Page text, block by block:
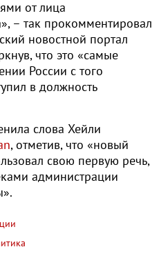
от лица
– так прокомментировал
новостной портал
что это «самые
России с того
в должность
слова Хейли
, отметив, что «новый
свою первую речь,
администрации